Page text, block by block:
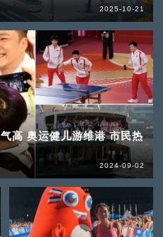
2025-10-21
高 奥运健儿游维港 市民热
2024-09-02